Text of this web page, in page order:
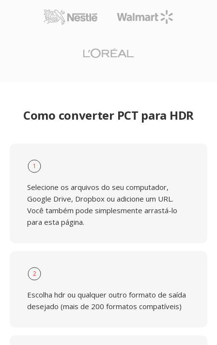
Como converter PCT para HDR
1
Selecione os arquivos do seu computador,
Google Drive, Dropbox ou adicione um URL.
Você também pode simplesmente arrastá-lo
para esta página.
2
Escolha hdr ou qualquer outro formato de saída
desejado (mais de 200 formatos compatíveis)